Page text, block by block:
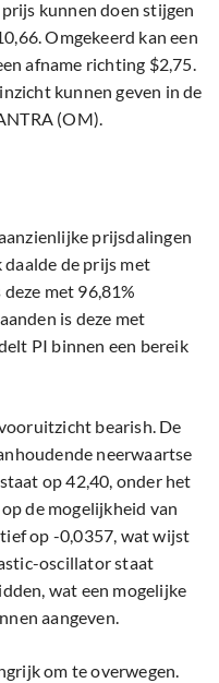
kunnen doen stijgen
Omgekeerd kan een
afname richting $2,75.
kunnen geven in de
(OM).
prijsdalingen
de prijs met
met 96,81%
is deze met
PI binnen een bereik
bearish. De
neerwaartse
op 42,40, onder het
de mogelijkheid van
op -0,0357, wat wijst
oscillator staat
wat een mogelijke
aangeven.
om te overwegen.